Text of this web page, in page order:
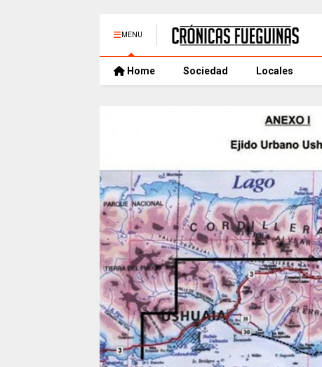
MENU
Home Sociedad Locales